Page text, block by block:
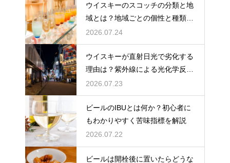
ウイスキーのスコッチの分類と地
域とは？地域ごとの個性と種類を
解説
2026.07.24
ウイスキーが直射日光で劣化する
理由は？紫外線による光化学反応
で風味が損なわれるため
2026.07.23
ビールのIBUとは何か？初心者に
もわかりやすく苦味指標を解説
2026.07.22
ビールは開栓後に置いたらどうな